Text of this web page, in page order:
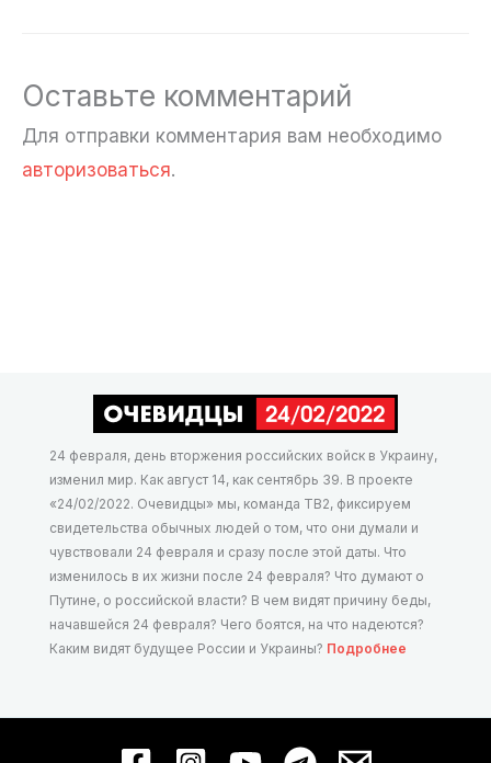
Оставьте комментарий
Для отправки комментария вам необходимо
авторизоваться.
24 февраля, день вторжения российских войск в Украину,
изменил мир. Как август 14, как сентябрь 39. В проекте
«24/02/2022. Очевидцы» мы, команда ТВ2, фиксируем
свидетельства обычных людей о том, что они думали и
чувствовали 24 февраля и сразу после этой даты. Что
изменилось в их жизни после 24 февраля? Что думают о
Путине, о российской власти? В чем видят причину беды,
начавшейся 24 февраля? Чего боятся, на что надеются?
Каким видят будущее России и Украины? Подробнее